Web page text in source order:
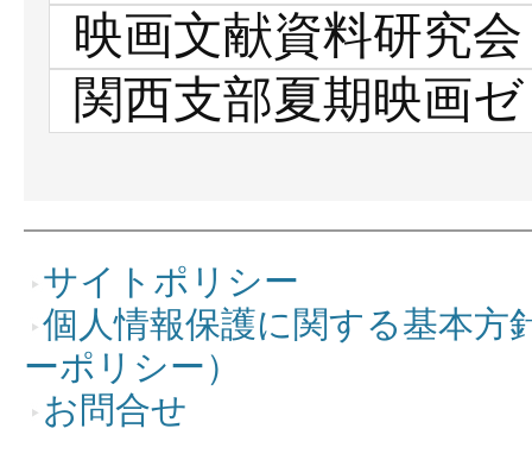
映画文献資料研究会
関西支部夏期映画
サイトポリシー
個人情報保護に関する基本方
ーポリシー）
お問合せ